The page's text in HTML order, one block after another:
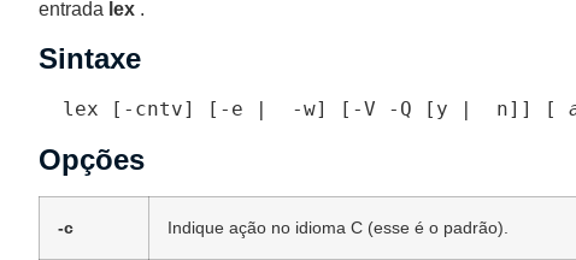
entrada lex .
Sintaxe
lex [-cntv] [-e | -w] [-V -Q [y | n]] [
Opções
-c Indique ação no idioma C (esse é o padrão).